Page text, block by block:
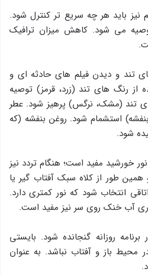
باید هر چه سریع تر کنترل شود.
می شود. کاهش میزان ترافیک
تند و دیدن فیلم های حادثه ای و
از رنگ های تند (زرد، قرمز) توصیه
تند (مشک، نرگس) پرهیز شود. عطر
استشمام شود. روغن بنفشه (که
شود.
خورشید مفید است؛ هنگام تردد نیز
طور از کلاه سبک آفتاب گیر یا
انتخاب شود که نور کمتری دارد.
آب خنک روی سر نیز مفید است.
روزانه گنجانده شود. بایستی
باز و آفتاب نباشد. به عنوان